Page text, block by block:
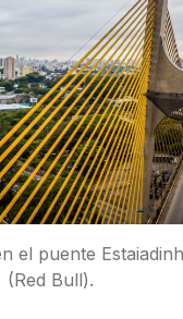
el puente
Bull).